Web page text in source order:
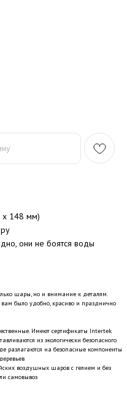
х 148 мм)
они не боятся воды
шары, но и внимание к деталям.
было удобно, красиво и празднично
Имеют сертификаты Intertek
из экологически безопасного
разлагаются на безопасные компоненты
воздушных шаров с гелием и без
самовывоз